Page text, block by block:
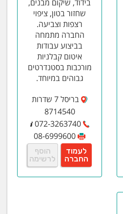
בידוד, שיקום מבנים,
שחזור בטון, ציפוי
רצפות וצביעה.
החברה מתמחה
בביצוע עבודות
איטום קבלניות
מורכבות בסטנדרטים
גבוהים במיוחד.
בריסל 7 שדרות
8714540
072-3263740
08-6999600
לעמוד
החברה
הוסף
לרשימה